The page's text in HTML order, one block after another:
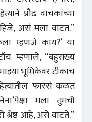
प्रौढ वाचकांच्या
असं मला वाटतं.”
म्हणजे काय?’ या
म्हणाले, “बहुसंख्य
भूमिकेवर टीकाच
फारसं कळत
मला तुमची
श्रेष्ठ आहे, असे वाटते.”